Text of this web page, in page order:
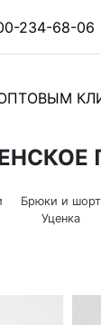
234-68-06
Брюки и
Уценка